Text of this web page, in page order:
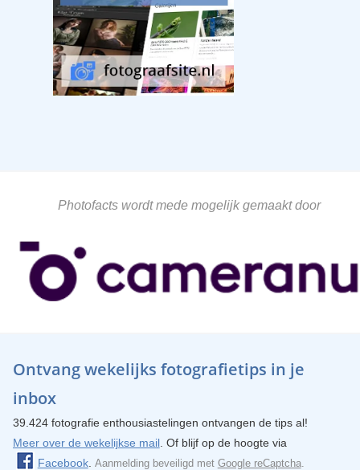
Photofacts wordt mede mogelijk gemaakt door
Ontvang wekelijks fotografietips in je
inbox
39.424 fotografie enthousiastelingen ontvangen de tips al!
Meer over de wekelijkse mail. Of blijf op de hoogte via
Facebook. Aanmelding beveiligd met Google reCaptcha.